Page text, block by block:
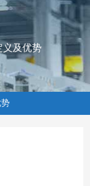
义及优势